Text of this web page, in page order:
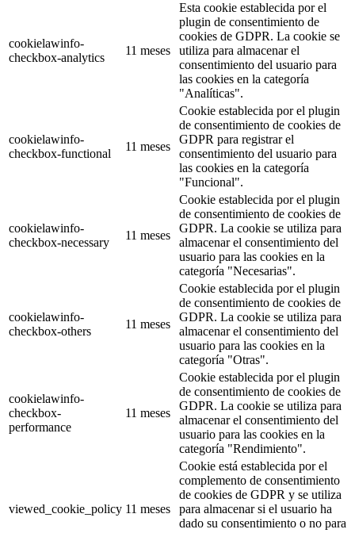
cookielawinfo-
checkbox-analytics
11 meses
Esta cookie establecida por el
plugin de consentimiento de
cookies de GDPR. La cookie se
utiliza para almacenar el
consentimiento del usuario para
las cookies en la categoría
"Analíticas".
cookielawinfo-
checkbox-functional
11 meses
Cookie establecida por el plugin
de consentimiento de cookies de
GDPR para registrar el
consentimiento del usuario para
las cookies en la categoría
"Funcional".
cookielawinfo-
checkbox-necessary
11 meses
Cookie establecida por el plugin
de consentimiento de cookies de
GDPR. La cookie se utiliza para
almacenar el consentimiento del
usuario para las cookies en la
categoría "Necesarias".
cookielawinfo-
checkbox-others
11 meses
Cookie establecida por el plugin
de consentimiento de cookies de
GDPR. La cookie se utiliza para
almacenar el consentimiento del
usuario para las cookies en la
categoría "Otras".
cookielawinfo-
checkbox-
performance
11 meses
Cookie establecida por el plugin
de consentimiento de cookies de
GDPR. La cookie se utiliza para
almacenar el consentimiento del
usuario para las cookies en la
categoría "Rendimiento".
viewed_cookie_policy 11 meses
Cookie está establecida por el
complemento de consentimiento
de cookies de GDPR y se utiliza
para almacenar si el usuario ha
dado su consentimiento o no para